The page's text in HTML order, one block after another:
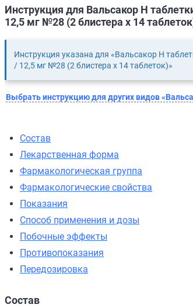
Инструкция для Вальсакор Н
12,5 мг №28 (2 блистера х 14
Инструкция указана для «Вальсакор Н
/ 12,5 мг №28 (2 блистера х 14 таблеток)»
Выбрать инструкцию для других видов
Состав
Лекарственная форма
Фармакологическая группа
Фармакологические свойства
Показания
Способ применения и дозы
Побочные эффекты
Противопоказания
Передозировка
Состав